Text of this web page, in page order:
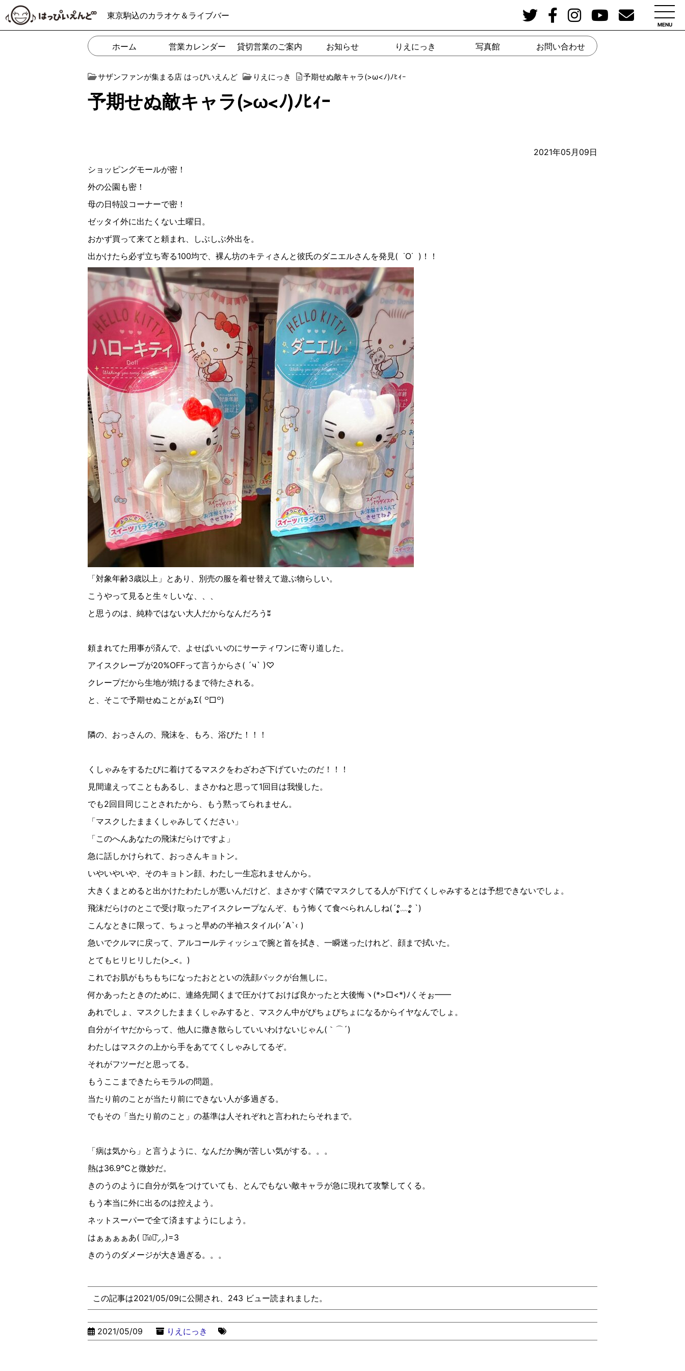
東京駒込のカラオケ＆ライブバー
MENU
ホーム 営業カレンダー 貸切営業のご案内 お知らせ りえにっき 写真館 お問い合わせ
サザンファンが集まる店 はっぴいえんど りえにっき 予期せぬ敵キャラ(>ω<ﾉ)ﾉﾋｨｰ
予期せぬ敵キャラ(>ω<ﾉ)ﾉﾋｨｰ
2021年05月09日
ショッピングモールが密！
外の公園も密！
母の日特設コーナーで密！
ゼッタイ外に出たくない土曜日。
おかず買って来てと頼まれ、しぶしぶ外出を。
出かけたら必ず立ち寄る100均で、裸ん坊のキティさんと彼氏のダニエルさんを発見( ˙O˙ ) ！！
「対象年齢3歳以上」とあり、別売の服を着せ替えて遊ぶ物らしい。
こうやって見ると生々しいな、、、
と思うのは、純粋ではない大人だからなんだろう ʬ
頼まれてた用事が済んで、よせばいいのにサーティワンに寄り道した。
アイスクレープが20%OFFって言うからさ ( ´ч` )♡
クレープだから生地が焼けるまで待たされる。
と、そこで予期せぬことがぁΣ( ꒪□꒪)
隣の、おっさんの、飛沫を、もろ、浴びた！！！
くしゃみをするたびに着けてるマスクをわざわざ下げていたのだ！！！
見間違えってこともあるし、まさかねと思って1回目は我慢した。
でも2回目同じことされたから、もう黙ってられません。
「マスクしたままくしゃみしてください」
「このへんあなたの飛沫だらけですよ」
急に話しかけられて、おっさんキョトン。
いやいやいや、そのキョトン顔、わたし一生忘れませんから。
大きくまとめると出かけたわたしが悪いんだけど、まさかすぐ隣でマスクしてる人が下げてくしゃみするとは予想できないでしょ。
飛沫だらけのとこで受け取ったアイスクレープなんぞ、もう怖くて食べられんしね(´°̥̥̥̥̥̥̥̥﹏°̥̥̥̥̥̥̥̥ `)
こんなときに限って、ちょっと早めの半袖スタイル(›´A`‹ )
急いでクルマに戻って、アルコールティッシュで腕と首を拭き、一瞬迷ったけれど、顔まで拭いた。
とてもヒリヒリした(>_<。 )
これでお肌がもちもちになったおとといの洗顔パックが台無しに。
何かあったときのために、連絡先聞くまで圧かけておけば良かったと大後悔ヽ (*>□<*)ﾉくそぉ━━
あれでしょ、マスクしたままくしゃみすると、マスクん中がびちょびちょになるからイヤなんでしょ。
自分がイヤだからって、他人に撒き散らしていいわけないじゃん( ｀⌒ ´)
わたしはマスクの上から手をあててくしゃみしてるぞ。
それがフツーだと思ってる。
もうここまできたらモラルの問題。
当たり前のことが当たり前にできない人が多過ぎる。
でもその「当たり前のこと」の基準は人それぞれと言われたらそれまで。
「病は気から」と言うように、なんだか胸が苦しい気がする。。。
熱は36.9℃と微妙だ。
きのうのように自分が気をつけていても、とんでもない敵キャラが急に現れて攻撃してくる。
もう本当に外に出るのは控えよう。
ネットスーパーで全て済ますようにしよう。
はぁぁぁぁあ( ⌯௰⌯᷅⸝⸝)=3
きのうのダメージが大き過ぎる。。。
この記事は2021/05/09に公開され、243 ビュー読まれました。
2021/05/09 りえにっき